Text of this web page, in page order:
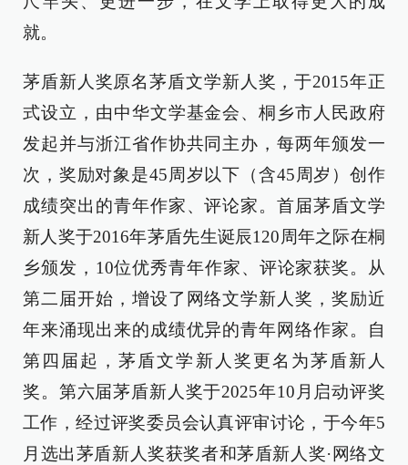
就。
茅盾新人奖原名茅盾文学新人奖，于2015年正
式设立，由中华文学基金会、桐乡市人民政府
发起并与浙江省作协共同主办，每两年颁发一
次，奖励对象是45周岁以下（含45周岁）创作
成绩突出的青年作家、评论家。首届茅盾文学
新人奖于2016年茅盾先生诞辰120周年之际在桐
乡颁发，10位优秀青年作家、评论家获奖。从
第二届开始，增设了网络文学新人奖，奖励近
年来涌现出来的成绩优异的青年网络作家。自
第四届起，茅盾文学新人奖更名为茅盾新人
奖。第六届茅盾新人奖于2025年10月启动评奖
工作，经过评奖委员会认真评审讨论，于今年5
月选出茅盾新人奖获奖者和茅盾新人奖·网络文